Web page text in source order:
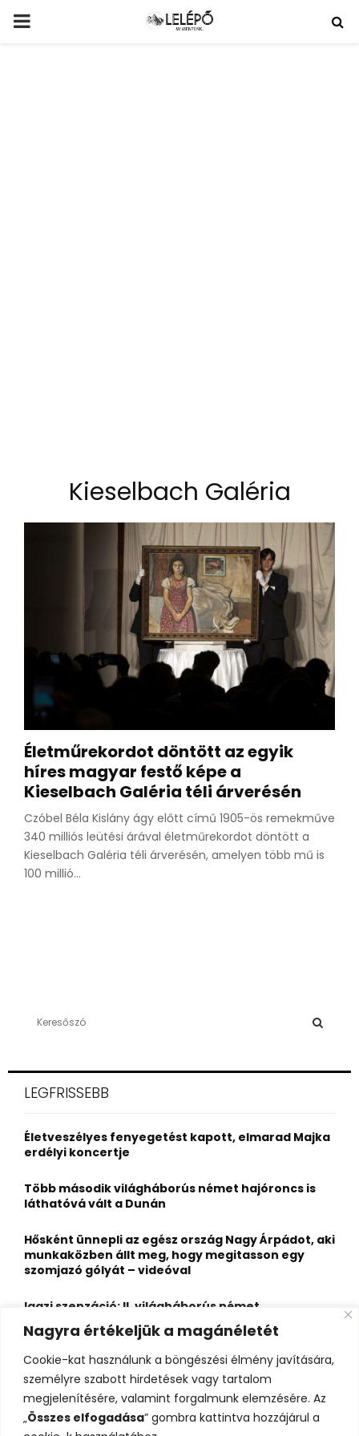
Nagyra értékeljük a magánéletét
Cookie-kat használunk a böngészési élmény javítására,
személyre szabott hirdetések vagy tartalom
megjelenítésére, valamint forgalmunk elemzésére. Az
„Összes elfogadása” gombra kattintva hozzájárul a
PRIMARY
Kieselbach Galéria
Életműrekordot döntött az egyik
híres magyar festő képe a
Kieselbach Galéria téli árverésén
Czóbel Béla Kislány ágy előtt című 1905-ös remekműve
340 milliós leütési árával életműrekordot döntött a
Kieselbach Galéria téli árverésén, amelyen több mű is
100 millió...
h
o
r
C
LEGFRISSEBB
Életveszélyes fenyegetést kapott, elmarad Majka
erdélyi koncertje
Több második világháborús német hajóroncs is
láthatóvá vált a Dunán
Hősként ünnepli az egész ország Nagy Árpádot, aki
munkaközben állt meg, hogy megitasson egy
szomjazó gólyát – videóval
Igazi szenzáció: II. világháborús német
motorkerékpár és elhunyt katonák kerültek elő a
Dunából Budapesten
A Duna most egészen új arcát mutatja: lenyűgöző
kavicszátonyok bukkantak elő a Dunakanyarban